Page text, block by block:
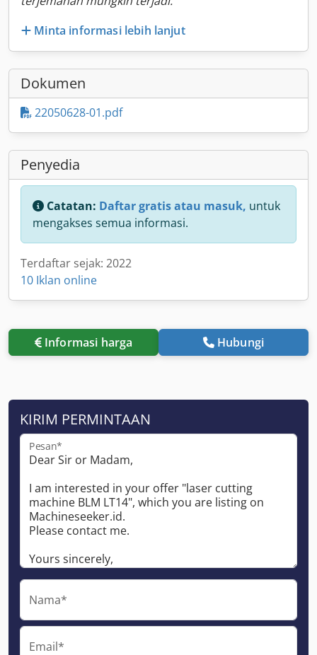
Minta informasi lebih lanjut
Dokumen
22050628-01.pdf
Penyedia
Catatan: Daftar gratis atau masuk, untuk
mengakses semua informasi.
Terdaftar sejak: 2022
10 Iklan online
Informasi harga Hubungi
KIRIM PERMINTAAN
Pesan*
Nama*
Email*